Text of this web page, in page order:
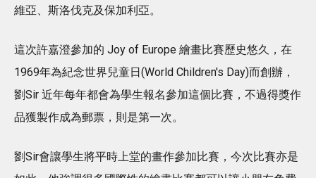
維亞、斯洛伐克及保加利亞。
這次許嘉澄參加的 Joy of Europe 繪畫比賽歷史悠久，在
1969年為紀念世界兒童日(World Children's Day)而創辦，
劉Sir 近年每年都會為學生報名參加這個比賽，不過得獎作
品獲製作成為郵票，則是第一次。
劉Sir會讓學生將平時上堂的畫作參加比賽，今次比賽亦是